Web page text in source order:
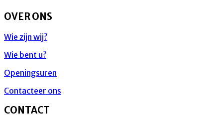
OVER ONS
Wie zijn wij?
Wie bent u?
Openingsuren
Contacteer ons
CONTACT